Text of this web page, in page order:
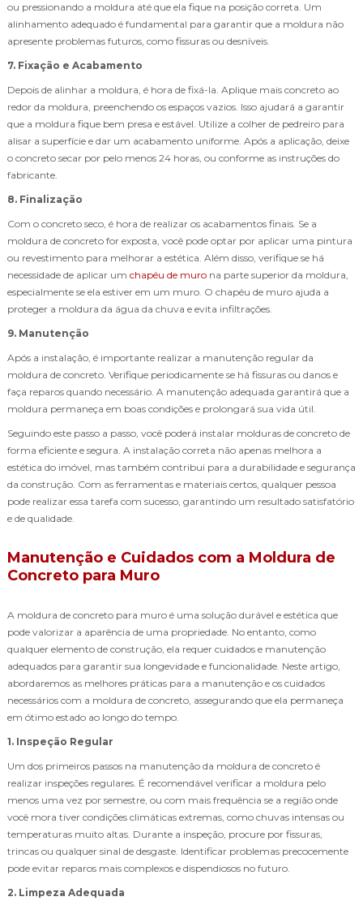
ou pressionando a moldura até que ela fique na posição correta. Um
alinhamento adequado é fundamental para garantir que a moldura não
apresente problemas futuros, como fissuras ou desníveis.
7. Fixação e Acabamento
Depois de alinhar a moldura, é hora de fixá-la. Aplique mais concreto ao
redor da moldura, preenchendo os espaços vazios. Isso ajudará a garantir
que a moldura fique bem presa e estável. Utilize a colher de pedreiro para
alisar a superfície e dar um acabamento uniforme. Após a aplicação, deixe
o concreto secar por pelo menos 24 horas, ou conforme as instruções do
fabricante.
8. Finalização
Com o concreto seco, é hora de realizar os acabamentos finais. Se a
moldura de concreto for exposta, você pode optar por aplicar uma pintura
ou revestimento para melhorar a estética. Além disso, verifique se há
necessidade de aplicar um chapéu de muro na parte superior da moldura,
especialmente se ela estiver em um muro. O chapéu de muro ajuda a
proteger a moldura da água da chuva e evita infiltrações.
9. Manutenção
Após a instalação, é importante realizar a manutenção regular da
moldura de concreto. Verifique periodicamente se há fissuras ou danos e
faça reparos quando necessário. A manutenção adequada garantirá que a
moldura permaneça em boas condições e prolongará sua vida útil.
Seguindo este passo a passo, você poderá instalar molduras de concreto de
forma eficiente e segura. A instalação correta não apenas melhora a
estética do imóvel, mas também contribui para a durabilidade e segurança
da construção. Com as ferramentas e materiais certos, qualquer pessoa
pode realizar essa tarefa com sucesso, garantindo um resultado satisfatório
e de qualidade.
Manutenção e Cuidados com a Moldura de
Concreto para Muro
A moldura de concreto para muro é uma solução durável e estética que
pode valorizar a aparência de uma propriedade. No entanto, como
qualquer elemento de construção, ela requer cuidados e manutenção
adequados para garantir sua longevidade e funcionalidade. Neste artigo,
abordaremos as melhores práticas para a manutenção e os cuidados
necessários com a moldura de concreto, assegurando que ela permaneça
em ótimo estado ao longo do tempo.
1. Inspeção Regular
Um dos primeiros passos na manutenção da moldura de concreto é
realizar inspeções regulares. É recomendável verificar a moldura pelo
menos uma vez por semestre, ou com mais frequência se a região onde
você mora tiver condições climáticas extremas, como chuvas intensas ou
temperaturas muito altas. Durante a inspeção, procure por fissuras,
trincas ou qualquer sinal de desgaste. Identificar problemas precocemente
pode evitar reparos mais complexos e dispendiosos no futuro.
2. Limpeza Adequada